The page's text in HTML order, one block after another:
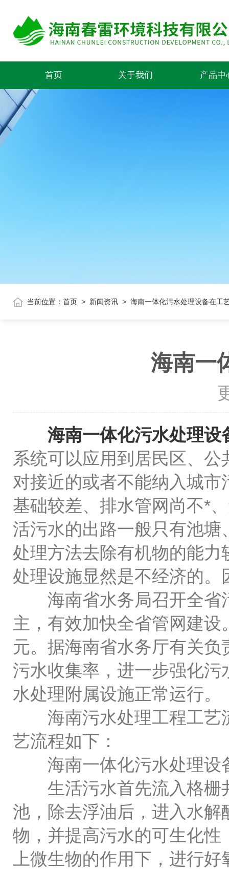
首页 关于我们 产品中
当前位置： 首页 > 新闻资讯 > 海南一体化污水处理设备在工
海南一
海南一体化污水处理设
系统可以应用到居民区、
对接近的或者不能纳入城
基础较差、排水管网尚不*
活污水的出路一般只有池
处理方法去除有机物的能
处理设施显然是不经济的
海南省水务局召开全省
主，有效加快全省管网建
元。据海南省水务厅有关
污水收集率，进一步强化
水处理附属设施正常运行。
海南污水处理工程工艺
艺流程如下：
海南一体化污水处理设
生活污水首先流入格栅
池，除去浮油后，进入水
物，并提高污水的可生化
上微生物的作用下，进行